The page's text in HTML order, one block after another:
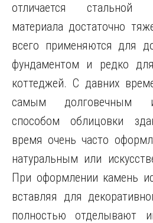
отличается стальной
материала достаточно
всего применяются для
фундаментом и редко
коттеджей. С давних
самым долговечным
способом облицовки
время очень часто
натуральным или
При оформлении камень
вставляя для
полностью отделывают